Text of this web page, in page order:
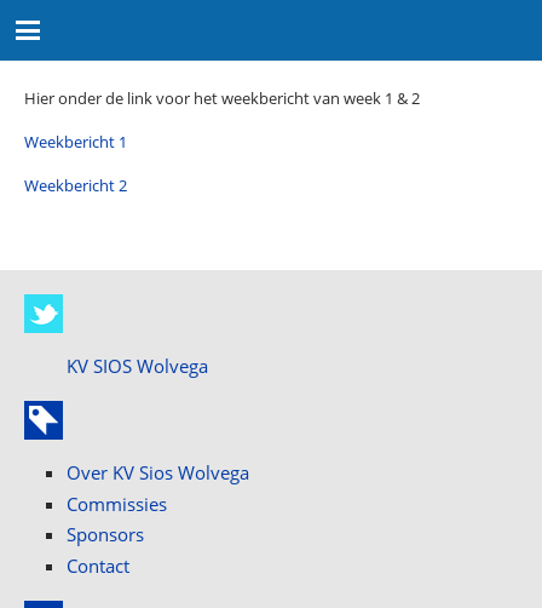
Hier onder de link voor het weekbericht van week 1 & 2
Weekbericht 1
Weekbericht 2
KV SIOS Wolvega
Over KV Sios Wolvega
Commissies
Sponsors
Contact